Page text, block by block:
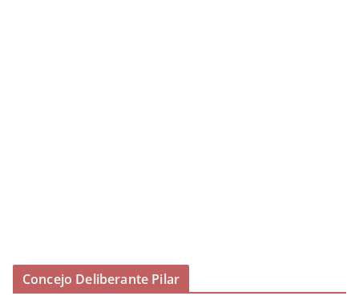
Concejo Deliberante Pilar